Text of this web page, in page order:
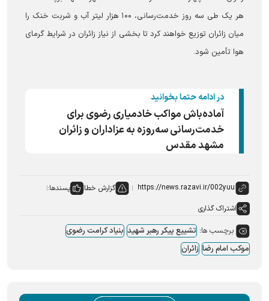
هر یک طی سه روز خدمت‌رسانی، ۱۰۰ هزار لیتر آب و شربت خنک را
میان زائران توزیع خواهند کرد تا بخشی از نیاز زائران در شرایط گرمای
هوا تأمین شود.
در ادامه حتما بخوانید
آماده‌باش مواکب خادمیاری رضوی برای
خدمت‌رسانی سه‌روزه به عزاداران و زائران
مشهد مقدس
گزارش خطا
پسندها:
اشتراک گذاری
برچسب ها: تشییع پیکر رهبر شهید بنیاد کرامت رضوی
موکب امام رضا زائران